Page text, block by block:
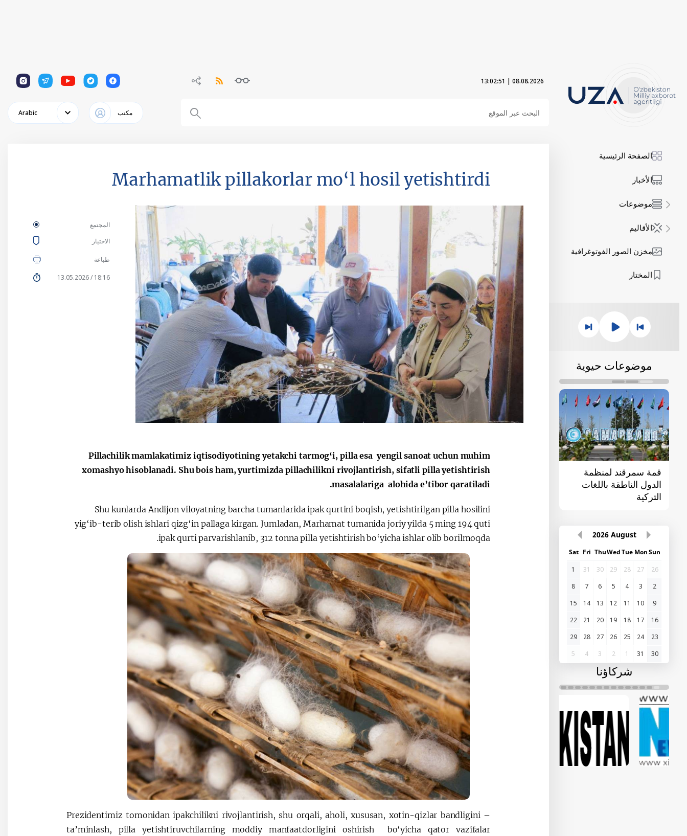
08.08.2026
|
13:02:53
1
1
1
1
1
مكتب Arabic
الصفحة الرئيسية
الأخبار
موضوعات
الأقاليم
مخزن الصور الفوتوغرافية
المختار
موضوعات حيوية
قمة سمرقند لمنظمة
الدول الناطقة باللغات
التركية
القمة الأولى "آسيا
الوسطى - الصين"
الإصلاحات الدستورية
August
2026
Sun
Mon
Tue
Wed
Thu
Fri
Sat
26
27
28
29
30
31
1
2
3
4
5
6
7
8
9
10
11
12
13
14
15
16
17
18
19
20
21
22
23
24
25
26
27
28
29
30
31
1
2
3
4
5
شركاؤنا
Marhamatlik pillakorlar mo‘l hosil yetishtirdi
المجتمع
الاختيار
طباعة
18:16 / 13.05.2026
Pillachilik mamlakatimiz iqtisodiyotining yetakchi tarmog‘i, pilla esa yengil sanoat uchun muhim
xomashyo hisoblanadi. Shu bois ham, yurtimizda pillachilikni rivojlantirish, sifatli pilla yetishtirish
masalalariga alohida e’tibor qaratiladi.
Shu kunlarda Andijon viloyatning barcha tumanlarida ipak qurtini boqish, yetishtirilgan pilla hosilini
yig‘ib-terib olish ishlari qizg‘in pallaga kirgan. Jumladan, Marhamat tumanida joriy yilda 5 ming 194 quti
ipak qurti parvarishlanib, 312 tonna pilla yetishtirish bo‘yicha ishlar olib borilmoqda.
– Prezidentimiz tomonidan ipakchilikni rivojlantirish, shu orqali, aholi, xususan, xotin-qizlar bandligini
ta’minlash, pilla yetishtiruvchilarning moddiy manfaatdorligini oshirish bo‘yicha qator vazifalar